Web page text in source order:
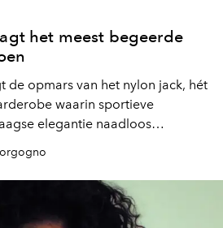
het meest begeerde
de opmars van het nylon jack, hét
waarin sportieve
elegantie naadloos